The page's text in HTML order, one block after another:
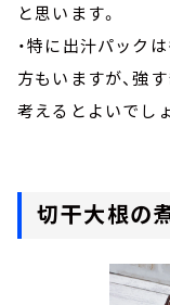
と思います。
・特に出汁パック
方もいますが、強
考えるとよいでし
切干大根の